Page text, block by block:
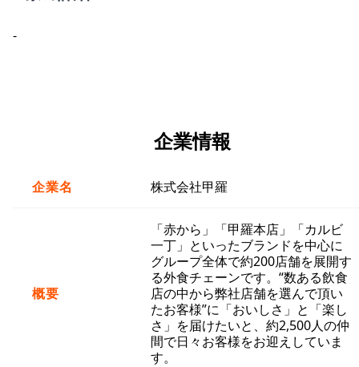
-
企業情報
企業名 株式会社甲羅
概要
「赤から」「甲羅本店」「カルビ
一丁」といったブランドを中心に
グループ全体で約200店舗を展開す
る外食チェーンです。“数ある飲食
店の中から弊社店舗を選んで頂い
たお客様”に「おいしさ」と「楽し
さ」を届けたいと、約2,500人の仲
間で日々お客様をお迎えしていま
す。